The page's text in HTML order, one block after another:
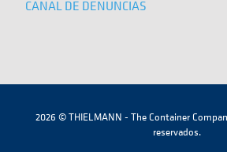
CANAL DE DENUNCIAS
2026 © THIELMANN - The Container
reservados.